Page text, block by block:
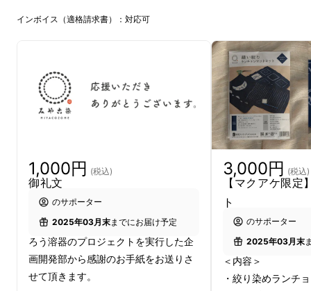
ろうけつ染めとは
古くから天平の三纈（サンケチ）という言葉が
あります。
夾纈（キョウケチ）＝板締め絞り
（板で布を防
染し柄を作る）
纐纈（コウケチ）＝縫い絞り
（糸できつく布を
縫い防染して柄を作る）
蝋纈（ロウケチ）＝ろうけつ染め
（ろうで布に
インボイス（適格請求書）：対応可
1,000円 (税込)
御礼文
のサポーター
2025年03月末までにお届け予定
ろう溶器のプロジェクトを実行した企
画開発部から感謝のお手紙をお送りさ
せて頂きます。
3,000円 (税込)
【マクアケ限
ト
のサポーター
2025年03月末
＜内容＞
・絞り染めランチ